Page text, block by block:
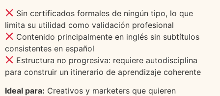
Sin certificados formales de ningún tipo, lo que
limita su utilidad como validación profesional
Contenido principalmente en inglés sin subtítulos
consistentes en español
Estructura no progresiva: requiere autodisciplina
para construir un itinerario de aprendizaje coherente
Ideal para: Creativos y marketers que quieren